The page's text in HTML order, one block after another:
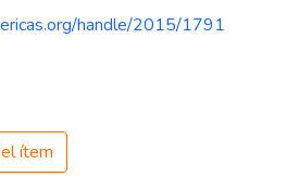
handle/2015/1791
ítem